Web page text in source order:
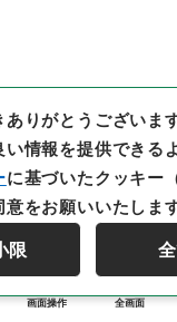
画面操作 全画面
りがとうございます
情報を提供できる
に基づいたクッキー
をお願いいたします
限